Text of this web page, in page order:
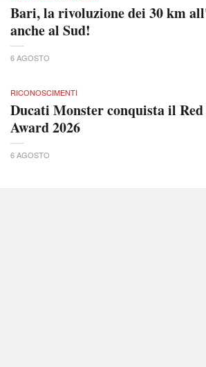
Bari, la rivoluzione dei 30 km
anche al Sud!
6 AGOSTO
RICONOSCIMENTI
Ducati Monster conquista il
Award 2026
6 AGOSTO